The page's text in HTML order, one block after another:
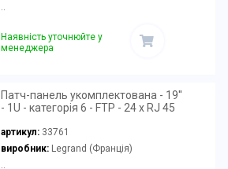
..
Наявність уточнюйте у
менеджера
Патч-панель укомплектована - 19''
- 1U - категорія 6 - FTP - 24 x RJ 45
артикул: 33761
виробник:Legrand (Франція)
..